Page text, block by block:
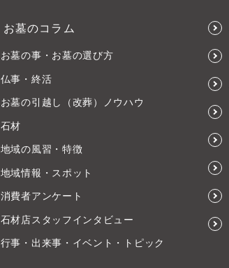
お墓のコラム
お墓の事・お墓の選び方
仏事・終活
お墓の引越し（改葬）ノウハウ
石材
地域の風習・特徴
地域情報・スポット
消費者アンケート
石材店スタッフインタビュー
行事・出来事・イベント・トピック